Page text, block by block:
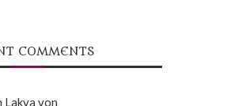
COMMENTS
Lakya von